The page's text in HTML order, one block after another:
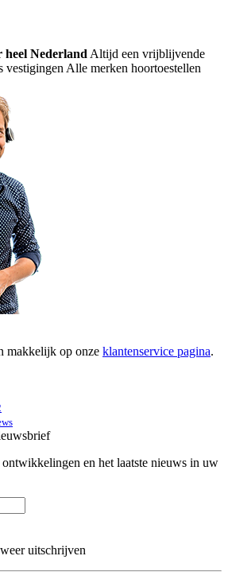
heel Nederland Altijd een vrijblijvende
vestigingen Alle merken hoortoestellen
makkelijk op onze klantenservice pagina.
en het laatste nieuws in uw
uitschrijven